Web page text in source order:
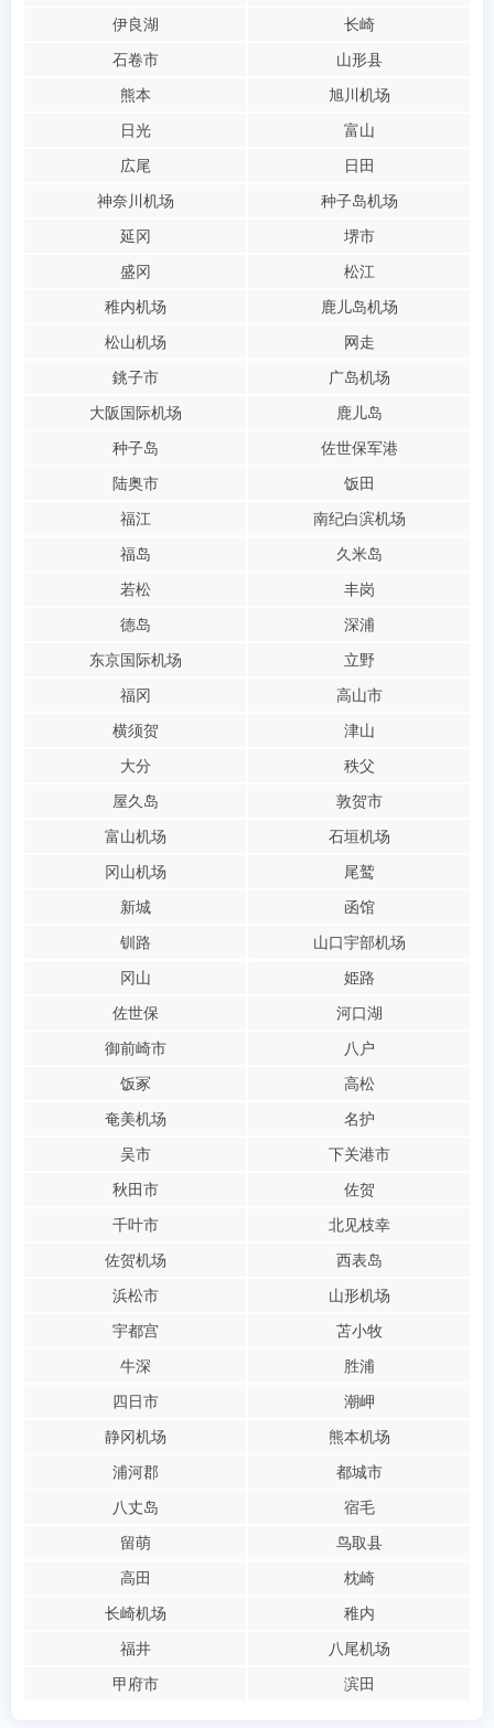
伊良湖
长崎
石卷市
山形县
熊本
旭川机场
日光
富山
広尾
日田
神奈川机场
种子岛机场
延冈
堺市
盛冈
松江
稚内机场
鹿儿岛机场
松山机场
网走
銚子市
广岛机场
大阪国际机场
鹿儿岛
种子岛
佐世保军港
陆奥市
饭田
福江
南纪白滨机场
福岛
久米岛
若松
丰岗
德岛
深浦
东京国际机场
立野
福冈
高山市
横须贺
津山
大分
秩父
屋久岛
敦贺市
富山机场
石垣机场
冈山机场
尾鹫
新城
函馆
钏路
山口宇部机场
冈山
姫路
佐世保
河口湖
御前崎市
八户
饭冢
高松
奄美机场
名护
吴市
下关港市
秋田市
佐贺
千叶市
北见枝幸
佐贺机场
西表岛
浜松市
山形机场
宇都宫
苫小牧
牛深
胜浦
四日市
潮岬
静冈机场
熊本机场
浦河郡
都城市
八丈岛
宿毛
留萌
鸟取县
高田
枕崎
长崎机场
稚内
福井
八尾机场
甲府市
滨田